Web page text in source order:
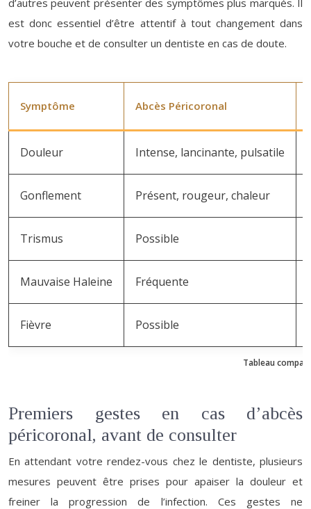
d’autres peuvent présenter des symptômes plus marqués. Il
est donc essentiel d’être attentif à tout changement dans
votre bouche et de consulter un dentiste en cas de doute.
Tableau
Symptôme Abcès Péricoronal
Douleur Intense, lancinante, pulsatile
Gonflement Présent, rougeur, chaleur
Trismus Possible
Mauvaise Haleine Fréquente
Fièvre Possible
Premiers gestes en cas d’abcès
péricoronal, avant de consulter
En attendant votre rendez-vous chez le dentiste, plusieurs
mesures peuvent être prises pour apaiser la douleur et
freiner la progression de l’infection. Ces gestes ne